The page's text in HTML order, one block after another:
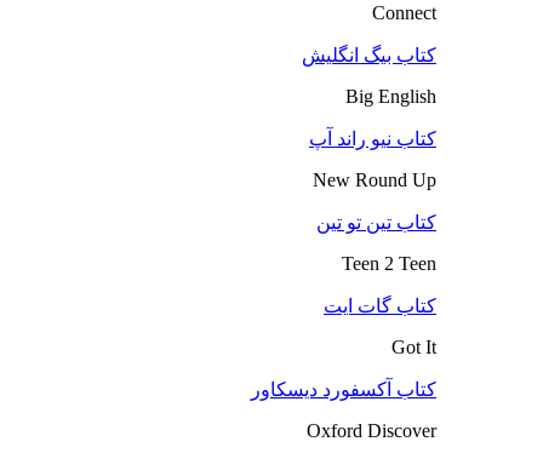
Connect
کتاب بیگ انگلیش
Big English
کتاب نیو راند آپ
New Round Up
کتاب تین تو تین
Teen 2 Teen
کتاب گات ایت
Got It
کتاب آکسفورد دیسکاور
Oxford Discover